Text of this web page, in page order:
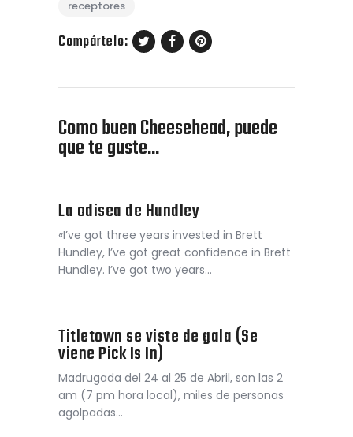
receptores
Compártelo:
Como buen Cheesehead, puede
que te guste...
La odisea de Hundley
«I’ve got three years invested in Brett
Hundley, I’ve got great confidence in Brett
Hundley. I’ve got two years…
Titletown se viste de gala (Se
viene Pick Is In)
Madrugada del 24 al 25 de Abril, son las 2
am (7 pm hora local), miles de personas
agolpadas…